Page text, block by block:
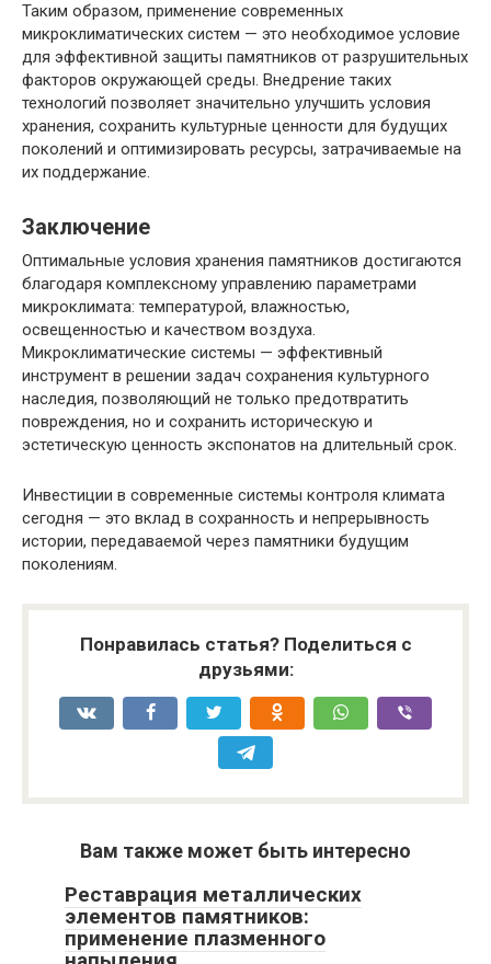
Таким образом, применение современных
микроклиматических систем — это необходимое условие
для эффективной защиты памятников от разрушительных
факторов окружающей среды. Внедрение таких
технологий позволяет значительно улучшить условия
хранения, сохранить культурные ценности для будущих
поколений и оптимизировать ресурсы, затрачиваемые на
их поддержание.
Заключение
Оптимальные условия хранения памятников достигаются
благодаря комплексному управлению параметрами
микроклимата: температурой, влажностью,
освещенностью и качеством воздуха.
Микроклиматические системы — эффективный
инструмент в решении задач сохранения культурного
наследия, позволяющий не только предотвратить
повреждения, но и сохранить историческую и
эстетическую ценность экспонатов на длительный срок.
Инвестиции в современные системы контроля климата
сегодня — это вклад в сохранность и непрерывность
истории, передаваемой через памятники будущим
поколениям.
Понравилась статья? Поделиться с
друзьями:
Вам также может быть интересно
Реставрация металлических
элементов памятников:
применение плазменного